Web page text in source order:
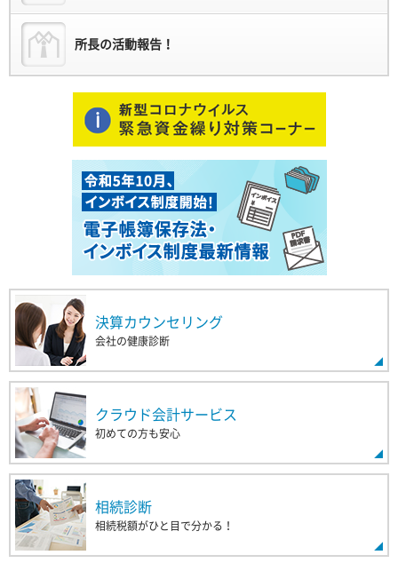
所長の活動報告！
決算カウンセリング
会社の健康診断
クラウド会計サービス
初めての方も安心
相続診断
相続税額がひと目で分かる！